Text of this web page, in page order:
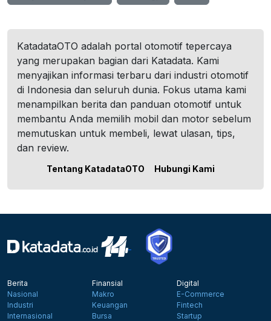
KatadataOTO adalah portal otomotif tepercaya
yang merupakan bagian dari Katadata. Kami
menyajikan informasi terbaru dari industri otomotif
di Indonesia dan seluruh dunia. Fokus utama kami
menampilkan berita dan panduan otomotif untuk
membantu Anda memilih mobil dan motor sebelum
memutuskan untuk membeli, lewat ulasan, tips,
dan review.
Tentang KatadataOTO Hubungi Kami
Berita
Nasional
Industri
Internasional
Finansial
Makro
Keuangan
Bursa
Digital
E-Commerce
Fintech
Startup